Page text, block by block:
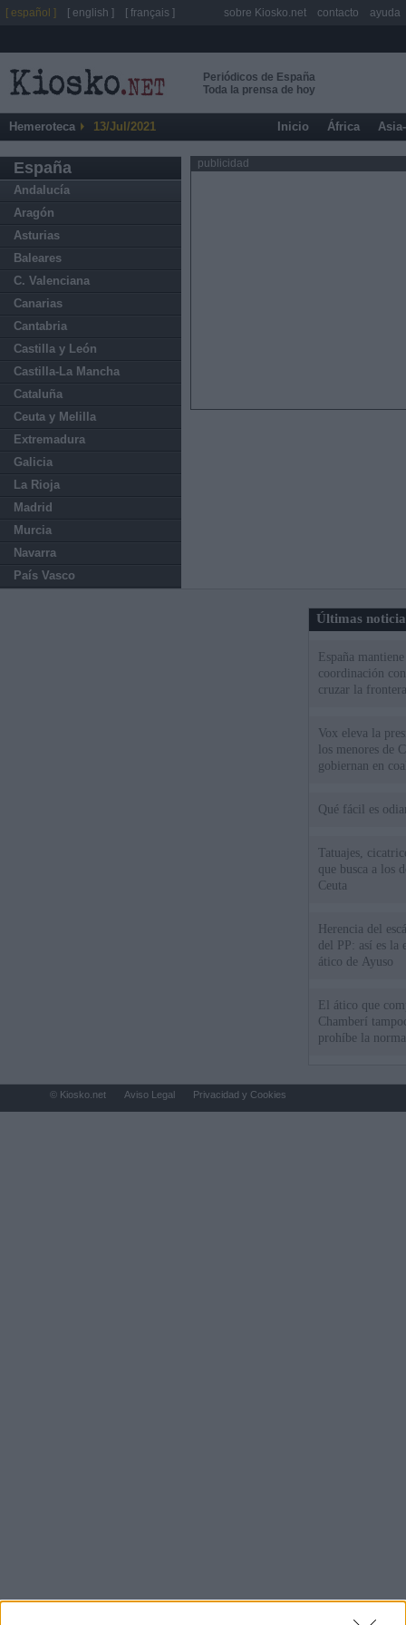
Periódicos de España
Toda la prensa de hoy
Hemeroteca 13/Jul/2021 Inicio África
España
Andalucía
Aragón
Asturias
Baleares
C. Valenciana
Canarias
Cantabria
Castilla y León
Castilla-La Mancha
Cataluña
Ceuta y Melilla
Extremadura
Galicia
La Rioja
Madrid
Murcia
Navarra
País Vasco
publicidad
Últimas
España
coordinación
cruzar la
Vox eleva la
los menores de
gobiernan en
Qué fácil es
Tatuajes,
que busca a los
Ceuta
Herencia del
del PP: así es la
ático de Ayuso
El ático que
Chamberí
prohíbe la
[ español ] [ english ] [ français ] sobre Kiosko.net contacto ayuda
© Kiosko.net Aviso Legal Privacidad y Cookies